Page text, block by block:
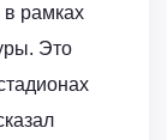
в рамках
Это